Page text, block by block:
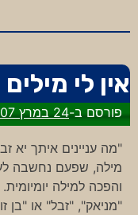
או
פרסומת?
אין לי מילים
פורסם ב-24 במרץ 2007
"מה עניינים איתך יא
מילה, שפעם נחשבה
והפכה למילה
"מניאק", "זבל" או "בן